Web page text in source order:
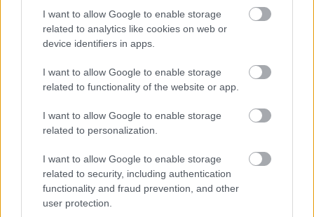
I want to allow Google to enable storage
related to analytics like cookies on web or
device identifiers in apps.
I want to allow Google to enable storage
related to functionality of the website or app.
I want to allow Google to enable storage
related to personalization.
I want to allow Google to enable storage
related to security, including authentication
functionality and fraud prevention, and other
user protection.
Formula Podcast futamértékelőjében szóba
kerül Antonelli kiesése, Russell formája, Leclerc
fordulata, a Ferrari esélye, Verstappen dühe és
a McLaren frusztrációja is.
A mikrofonok mögött Mészáros Sándor és
Gobodics Tamás!